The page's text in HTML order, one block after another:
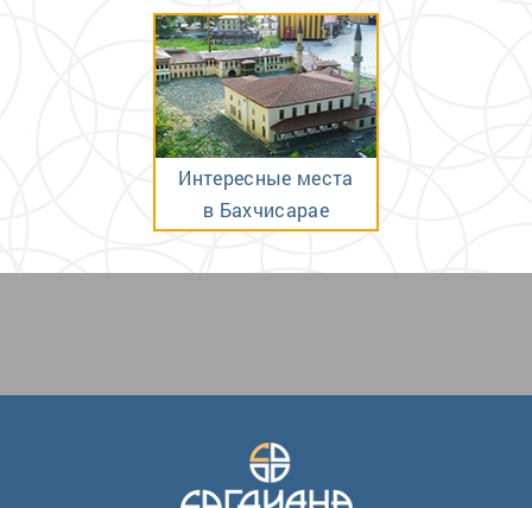
Интересные места
в Бахчисарае